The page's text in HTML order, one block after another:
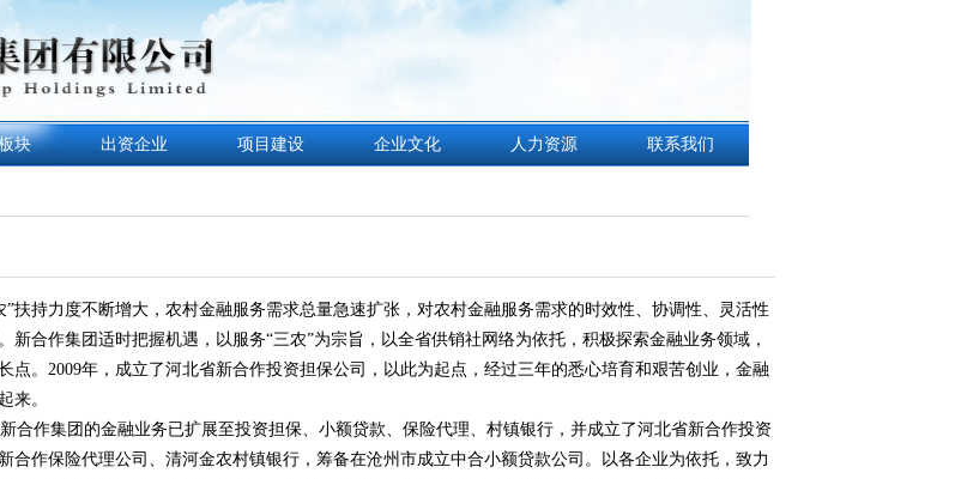
块 出资企业 项目建设 企业文化 人力资源 联系我们
扶持力度不断增大，农村金融服务需求总量急速扩张，对农村金融服务需求的时效性、协调性、灵活性
新合作集团适时把握机遇，以服务“三农”为宗旨，以全省供销社网络为依托，积极探索金融业务领域，
点。2009年，成立了河北省新合作投资担保公司，以此为起点，经过三年的悉心培育和艰苦创业，金融
来。
合作集团的金融业务已扩展至投资担保、小额贷款、保险代理、村镇银行，并成立了河北省新合作投资
合作保险代理公司、清河金农村镇银行，筹备在沧州市成立中合小额贷款公司。以各企业为依托，致力